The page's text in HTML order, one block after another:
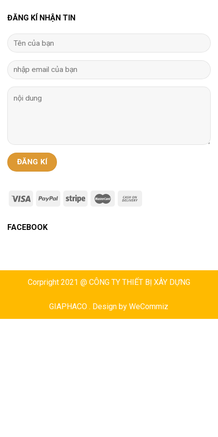
ĐĂNG KÍ NHẬN TIN
FACEBOOK
Corpright 2021 @ CÔNG TY THIẾT BỊ XÂY DỰNG
GIAPHACO . Design byWeCommiz